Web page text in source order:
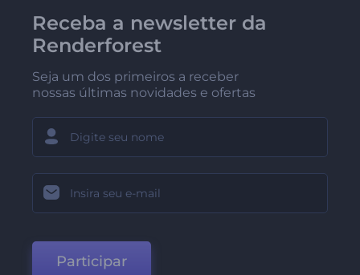
Receba a newsletter da
Renderforest
Seja um dos primeiros a receber
nossas últimas novidades e ofertas
Participar